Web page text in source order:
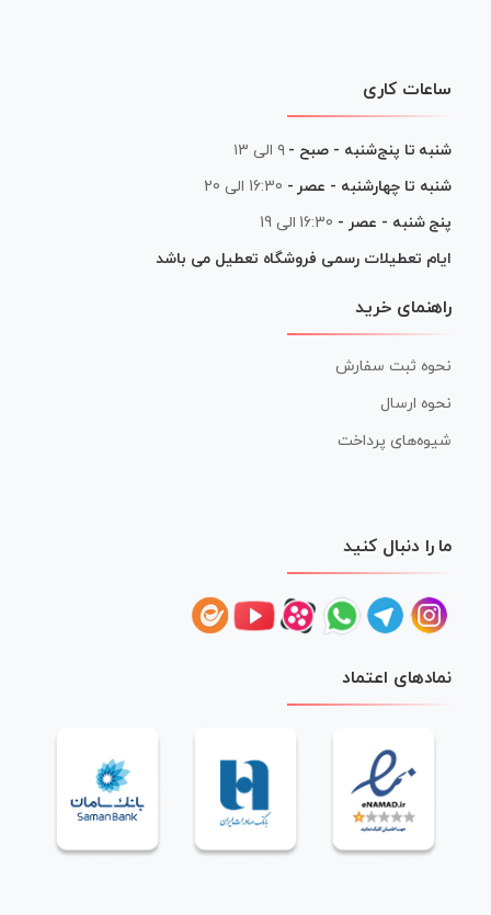
ساعات کاری
شنبه تا پنج‌شنبه - صبح - ۹ الی ۱۳
شنبه تا چهارشنبه - عصر - 16:30 الی 20
پنج شنبه - عصر - 16:30 الی 19
ایام تعطیلات رسمی فروشگاه تعطیل می باشد
راهنمای خرید
نحوه ثبت سفارش
نحوه ارسال
شیوه‌های پرداخت
ما را دنبال کنید
نمادهای اعتماد